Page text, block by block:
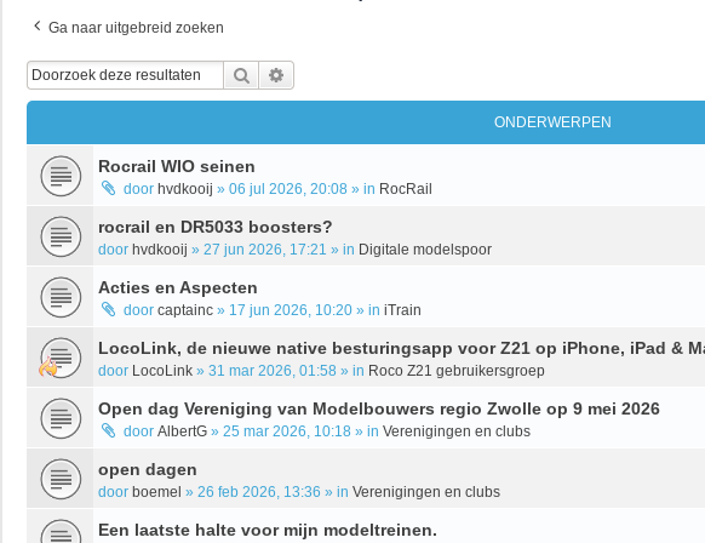
Ga naar uitgebreid zoeken
Zoek
ONDERWERPEN
Rocrail WIO seinen
door hvdkooij » 06 jul 2026, 20:08 » in RocRail
rocrail en DR5033 boosters?
door hvdkooij » 27 jun 2026, 17:21 » in Digitale modelspoor
Acties en Aspecten
door captainc » 17 jun 2026, 10:20 » in iTrain
LocoLink, de nieuwe native besturingsapp voor Z21 op iPhone, iPad &
door LocoLink » 31 mar 2026, 01:58 » in Roco Z21 gebruikersgroep
Open dag Vereniging van Modelbouwers regio Zwolle op 9 mei 2026
door AlbertG » 25 mar 2026, 10:18 » in Verenigingen en clubs
open dagen
door boemel » 26 feb 2026, 13:36 » in Verenigingen en clubs
Een laatste halte voor mijn modeltreinen.